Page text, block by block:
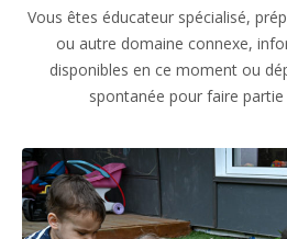
Vous êtes éducateur spécialisé,
ou autre domaine connexe,
disponibles en ce moment ou
spontanée pour faire